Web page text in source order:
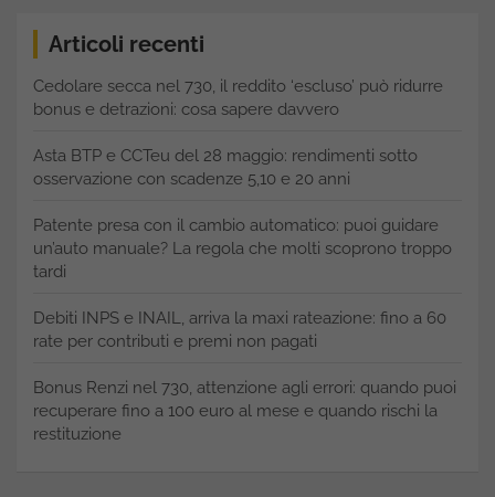
Articoli recenti
Cedolare secca nel 730, il reddito ‘escluso’ può ridurre
bonus e detrazioni: cosa sapere davvero
Asta BTP e CCTeu del 28 maggio: rendimenti sotto
osservazione con scadenze 5,10 e 20 anni
Patente presa con il cambio automatico: puoi guidare
un’auto manuale? La regola che molti scoprono troppo
tardi
Debiti INPS e INAIL, arriva la maxi rateazione: fino a 60
rate per contributi e premi non pagati
Bonus Renzi nel 730, attenzione agli errori: quando puoi
recuperare fino a 100 euro al mese e quando rischi la
restituzione